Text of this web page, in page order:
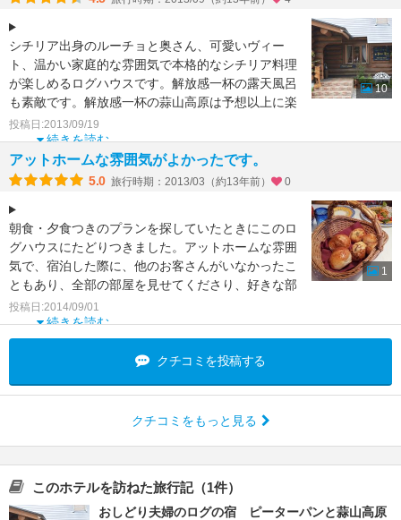
シチリア出身のルーチョと奥さん、可愛いヴィー
ト、温かい家庭的な雰囲気で本格的なシチリア料理
が楽しめるログハウスです。解放感一杯の露天風呂
も素敵です。解放感一杯の蒜山高原は予想以上に楽
しめます。高速道路
続きを読む
投稿日:2013/09/19
10
アットホームな雰囲気がよかったです。
5.0 旅行時期：2013/03（約13年前） 0
朝食・夕食つきのプランを探していたときにこのロ
グハウスにたどりつきました。アットホームな雰囲
気で、宿泊した際に、他のお客さんがいなかったこ
ともあり、全部の部屋を見せてくださり、好きな部
屋を選ばせてもら
続きを読む
投稿日:2014/09/01
1
クチコミを投稿する
クチコミをもっと見る
このホテルを訪ねた旅行記（1件）
おしどり夫婦のログの宿 ピーターパンと蒜山高原